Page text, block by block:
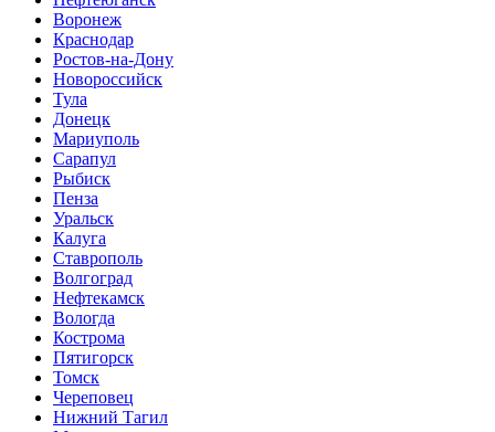
Воронеж
Краснодар
Ростов-на-Дону
Новороссийск
Тула
Донецк
Мариуполь
Сарапул
Рыбиск
Пенза
Уральск
Калуга
Ставрополь
Волгоград
Нефтекамск
Вологда
Кострома
Пятигорск
Томск
Череповец
Нижний Тагил